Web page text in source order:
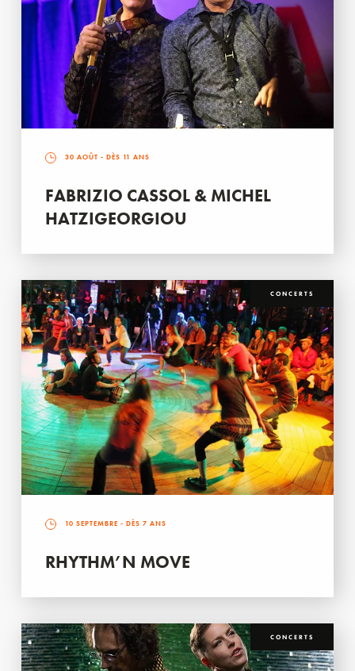
30 AOÛT - DÈS 11 ANS
FABRIZIO CASSOL & MICHEL
HATZIGEORGIOU
CONCERTS
10 SEPTEMBRE - DÈS 7 ANS
RHYTHM’N MOVE
CONCERTS